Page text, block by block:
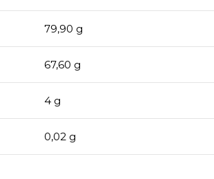
79,90 g
67,60 g
4 g
0,02 g